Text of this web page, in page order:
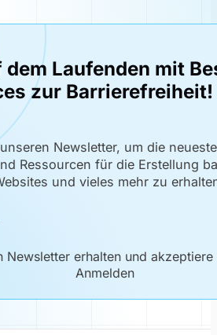
dem Laufenden mit
zur Barrierefreiheit!
Newsletter, um die
Ressourcen für die Erstellung
und vieles mehr zu
Newsletter erhalten und
Anmelden